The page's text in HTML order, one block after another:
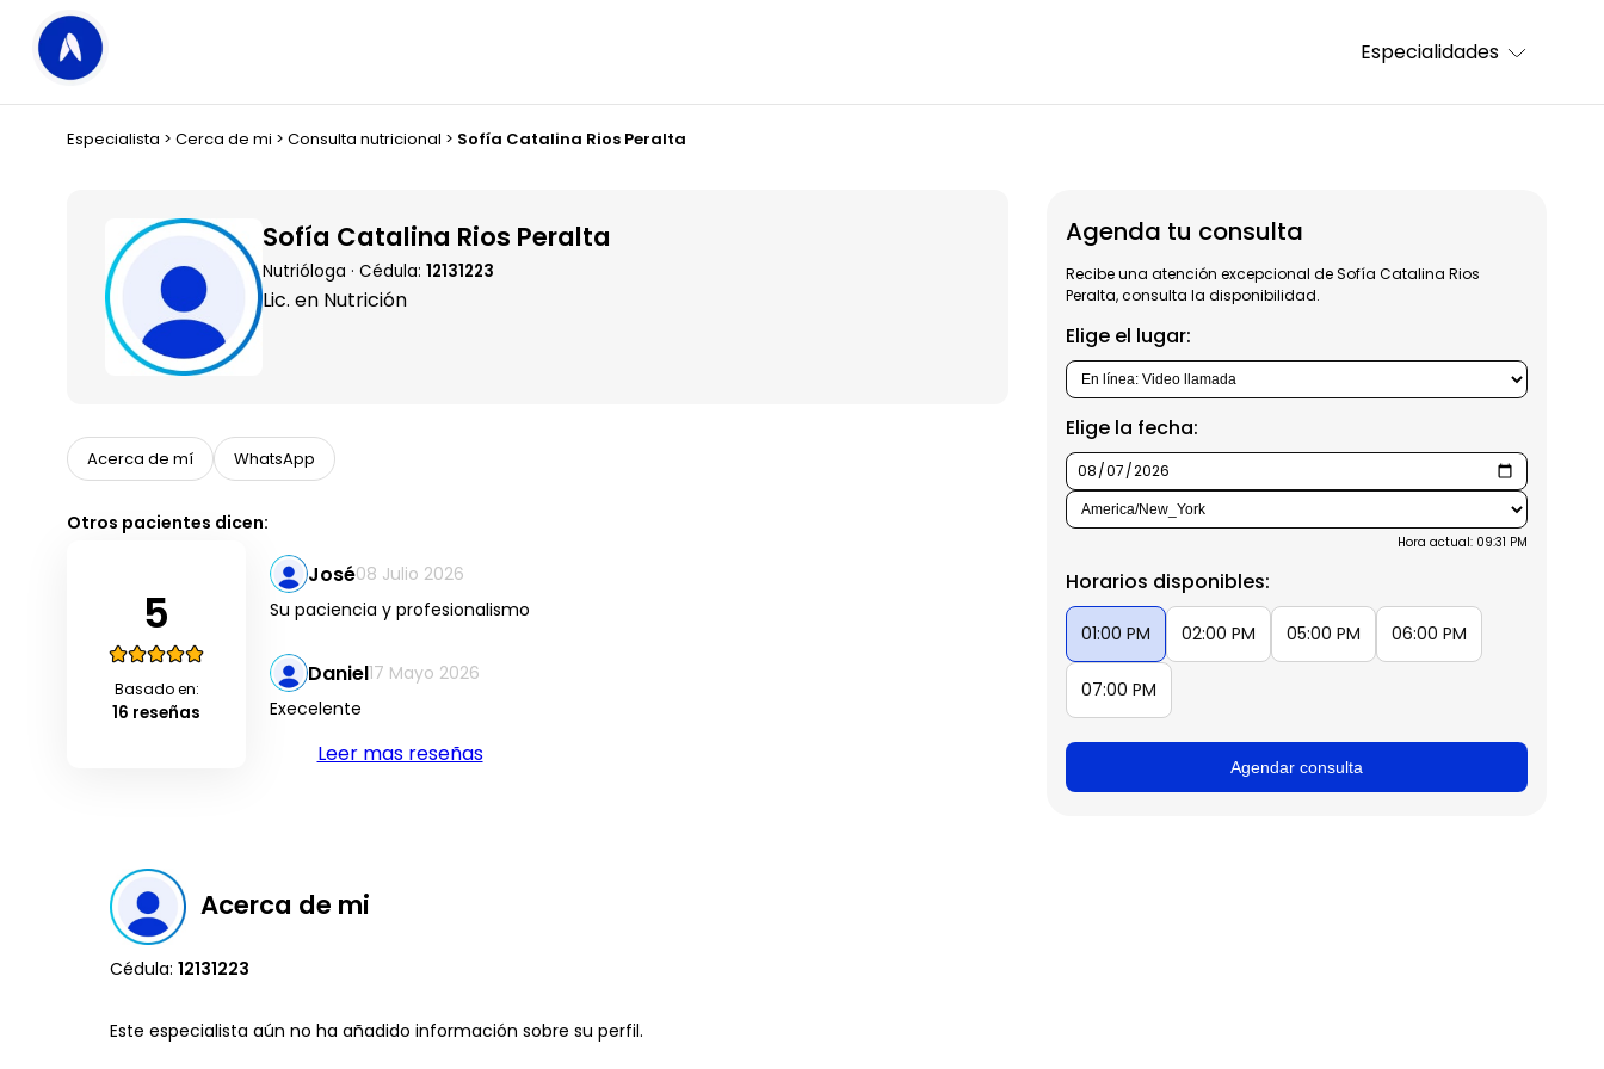
Especialidades
Especialista > Cerca de mi > Consulta nutricional > Sofía Catalina Rios Peralta
Sofía Catalina Rios Peralta
Nutrióloga · Cédula: 12131223
Lic. en Nutrición
Agenda tu consulta
Recibe una atención excepcional de Sofía Catalina Rios
Peralta, consulta la disponibilidad.
Elige el lugar:
Elige la fecha:
Hora actual: 09:31 PM
Horarios disponibles:
01:00 PM 02:00 PM 05:00 PM 06:00 PM
07:00 PM
Agendar consulta
Acerca de mí WhatsApp
Otros pacientes dicen:
5
Basado en:
16 reseñas
José08 Julio 2026
Su paciencia y profesionalismo
Daniel17 Mayo 2026
Execelente
Leer mas reseñas
Acerca de mi
Cédula: 12131223
Este especialista aún no ha añadido información sobre su perfil.